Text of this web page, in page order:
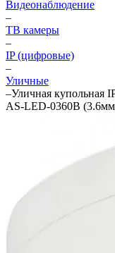
Видеонаблюдение
–
ТВ камеры
–
IP (цифровые)
–
Уличные
–Уличная купольная
AS-LED-0360B